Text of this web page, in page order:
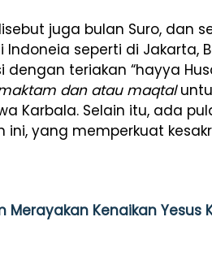
juga bulan Suro, dan
seperti di Jakarta,
teriakan “hayya
dan atau maqtal
Karbala. Selain itu, ada
yang memperkuat
Kenaikan Yesus